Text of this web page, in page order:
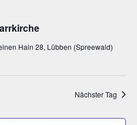
Hain 28, Lübben (Spreewald)
Nächster Tag